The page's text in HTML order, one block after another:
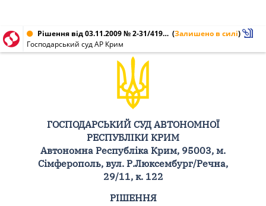
Рішення від 03.11.2009 № 2-31/4190-2009 (Залишено в силі)
Господарський суд АР Крим
ГОСПОДАРСЬКИЙ СУД АВТОНОМНОЇ
РЕСПУБЛІКИ КРИМ
Автономна Республіка Крим, 95003, м.
Сімферополь, вул. Р.Люксембург/Речна,
29/11, к. 122
РІШЕННЯ